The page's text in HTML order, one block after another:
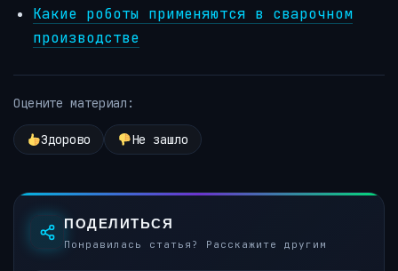
Какие роботы применяются в сварочном
производстве
Оцените материал:
Здорово Не зашло
ПОДЕЛИТЬСЯ
Понравилась статья? Расскажите другим